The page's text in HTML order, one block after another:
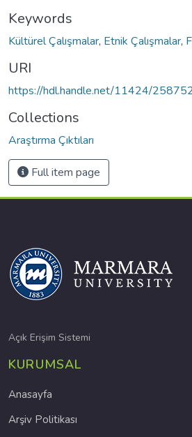
Keywords
Kültürel Çalışmalar, Etnik Çalışmalar,
URI
https://hdl.handle.net/11424/
Collections
Araştırma Çıktıları
Full item page
Açık Erişim Sistemi
KURUMSAL
Anasayfa
Arşiv Politikası